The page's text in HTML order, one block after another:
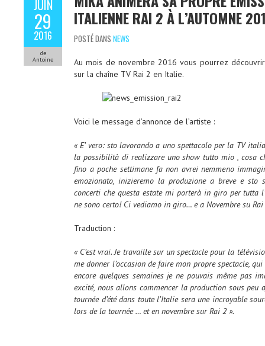
JUIN
29
2016
de
Antoine
ITALIENNE RAI 2 À L’AUTOMNE
POSTÉ DANS NEWS
Au mois de novembre 2016 vous pourrez
sur la chaîne TV Rai 2 en Italie.
Voici le message d’annonce de l’artiste :
« E’ vero: sto lavorando a uno spettacolo per la TV
la possibilità di realizzare uno show tutto mio , cosa
fino a poche settimane fa non avrei nemmeno
emozionato, inizieremo la produzione a breve e
concerti che questa estate mi porterà in giro per
ne sono certo! Ci vediamo in giro… e a Novembre su Rai
Traduction :
« C’est vrai. Je travaille sur un spectacle pour la
me donner l’occasion de faire mon propre spectacle,
encore quelques semaines je ne pouvais même pas
excité, nous allons commencer la production sous peu
tournée d’été dans toute l’Italie sera une incroyable
lors de la tournée … et en novembre sur Rai 2 ».